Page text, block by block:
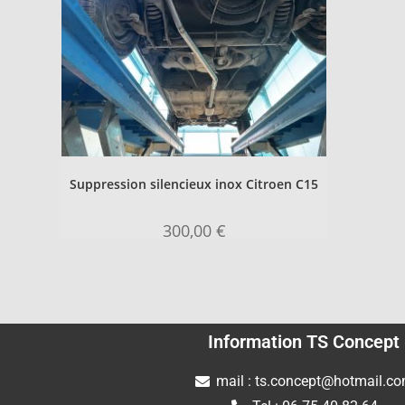
Suppression silencieux inox Citroen C15
300,00 €
Information TS Concept
mail :